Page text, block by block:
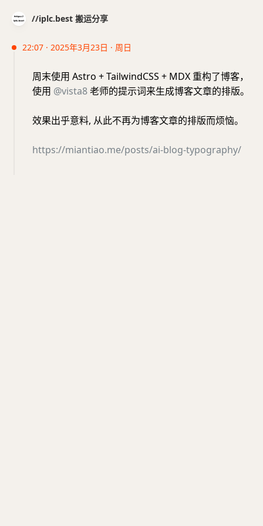
//iplc.best 搬运分享
22:07 · 2025年3月23日 · 周日
周末使用 Astro + TailwindCSS + MDX 重构了博客，
使用 @vista8老师的提示词来生成博客文章的排版。
效果出乎意料, 从此不再为博客文章的排版而烦恼。
https://miantiao.me/posts/ai-blog-typography/